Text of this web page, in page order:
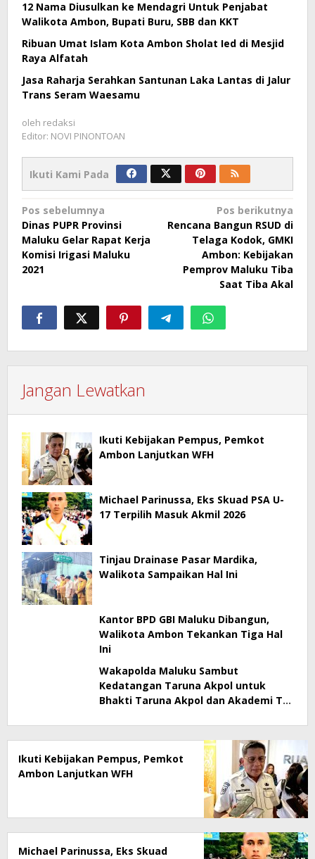
12 Nama Diusulkan ke Mendagri Untuk Penjabat
Walikota Ambon, Bupati Buru, SBB dan KKT
Ribuan Umat Islam Kota Ambon Sholat Ied di Mesjid
Raya Alfatah
Jasa Raharja Serahkan Santunan Laka Lantas di Jalur
Trans Seram Waesamu
oleh redaksi
Editor: NOVI PINONTOAN
Ikuti Kami Pada
Navigasi
pos
Pos sebelumnya
Dinas PUPR Provinsi
Maluku Gelar Rapat Kerja
Komisi Irigasi Maluku
2021
Pos berikutnya
Rencana Bangun RSUD di
Telaga Kodok, GMKI
Ambon: Kebijakan
Pemprov Maluku Tiba
Saat Tiba Akal
Jangan Lewatkan
Ikuti Kebijakan Pempus, Pemkot
Ambon Lanjutkan WFH
Michael Parinussa, Eks Skuad PSA U-
17 Terpilih Masuk Akmil 2026
Tinjau Drainase Pasar Mardika,
Walikota Sampaikan Hal Ini
Kantor BPD GBI Maluku Dibangun,
Walikota Ambon Tekankan Tiga Hal
Ini
Wakapolda Maluku Sambut
Kedatangan Taruna Akpol untuk
Bhakti Taruna Akpol dan Akademi TNI
Ikuti Kebijakan Pempus, Pemkot
Ambon Lanjutkan WFH
Michael Parinussa, Eks Skuad